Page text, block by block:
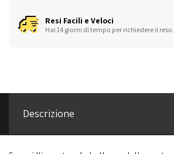
Resi Facili e Veloci
Hai 14 giorni di tempo per richiedere il reso.
Descrizione